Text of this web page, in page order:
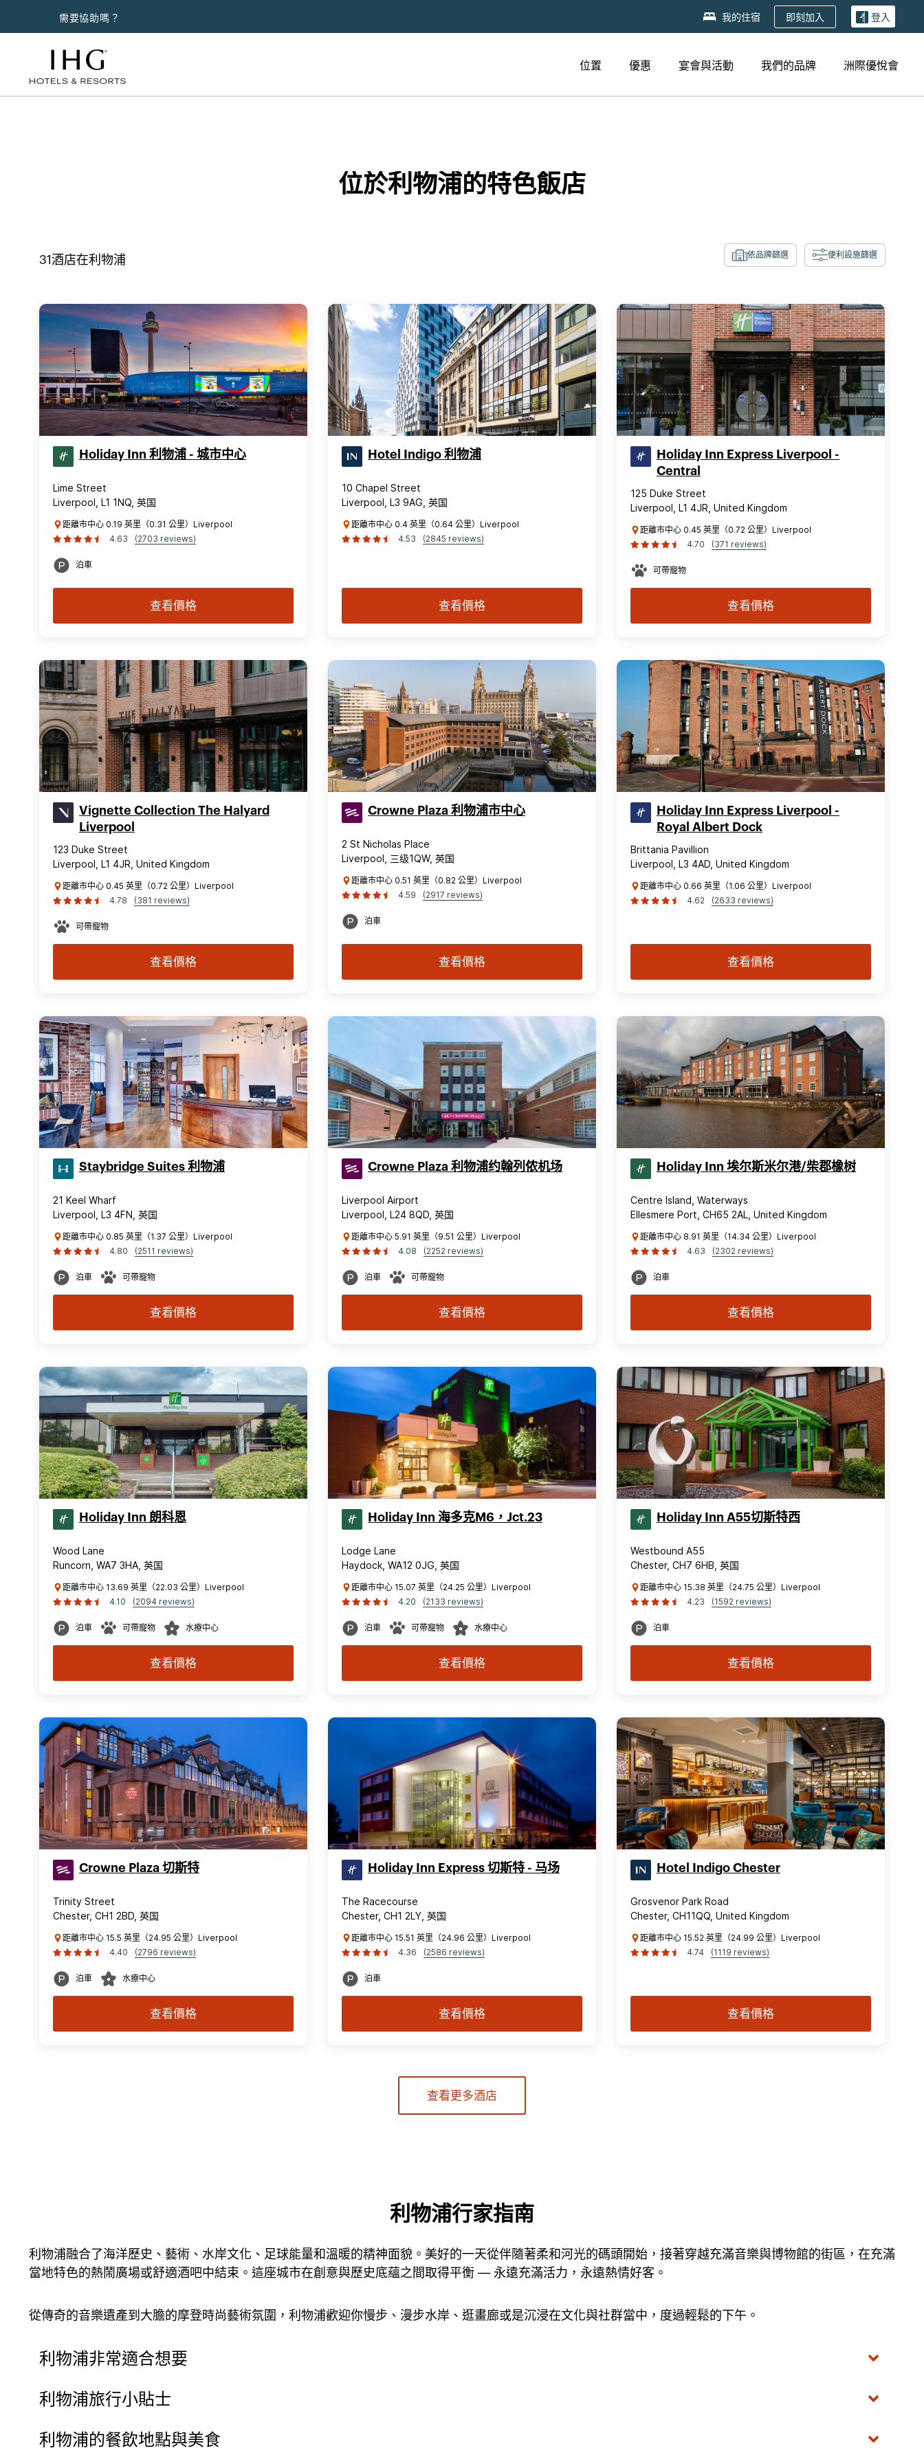
需要協助嗎？ 我的住宿 即刻加入 登入
位置 優惠 宴會與活動 我們的品牌 洲際優悅會
位於利物浦的特色飯店
31酒店在利物浦 依品牌篩選 便利設施篩選
Holiday Inn 利物浦 - 城市中心
Lime Street
Liverpool, L1 1NQ, 英国
距離市中心 0.19 英里（0.31 公里）Liverpool
4.63
(2703 reviews)
泊車
查看價格
Hotel Indigo 利物浦
10 Chapel Street
Liverpool, L3 9AG, 英国
距離市中心 0.4 英里（0.64 公里）Liverpool
4.53
(2845 reviews)
查看價格
Holiday Inn Express Liverpool -
Central
125 Duke Street
Liverpool, L1 4JR, United Kingdom
距離市中心 0.45 英里（0.72 公里）Liverpool
4.70
(371 reviews)
可帶寵物
查看價格
Vignette Collection The Halyard
Liverpool
123 Duke Street
Liverpool, L1 4JR, United Kingdom
距離市中心 0.45 英里（0.72 公里）Liverpool
4.78
(381 reviews)
可帶寵物
查看價格
Crowne Plaza 利物浦市中心
2 St Nicholas Place
Liverpool, 三级1QW, 英国
距離市中心 0.51 英里（0.82 公里）Liverpool
4.59
(2917 reviews)
泊車
查看價格
Holiday Inn Express Liverpool -
Royal Albert Dock
Brittania Pavillion
Liverpool, L3 4AD, United Kingdom
距離市中心 0.66 英里（1.06 公里）Liverpool
4.62
(2633 reviews)
查看價格
Staybridge Suites 利物浦
21 Keel Wharf
Liverpool, L3 4FN, 英国
距離市中心 0.85 英里（1.37 公里）Liverpool
4.80
(2511 reviews)
泊車 可帶寵物
查看價格
Crowne Plaza 利物浦约翰列侬机场
Liverpool Airport
Liverpool, L24 8QD, 英国
距離市中心 5.91 英里（9.51 公里）Liverpool
4.08
(2252 reviews)
泊車 可帶寵物
查看價格
Holiday Inn 埃尔斯米尔港/柴郡橡树
Centre Island, Waterways
Ellesmere Port, CH65 2AL, United Kingdom
距離市中心 8.91 英里（14.34 公里）Liverpool
4.63
(2302 reviews)
泊車
查看價格
Holiday Inn 朗科恩
Wood Lane
Runcorn, WA7 3HA, 英国
距離市中心 13.69 英里（22.03 公里）Liverpool
4.10
(2094 reviews)
泊車 可帶寵物 水療中心
查看價格
Holiday Inn 海多克M6，Jct.23
Lodge Lane
Haydock, WA12 0JG, 英国
距離市中心 15.07 英里（24.25 公里）Liverpool
4.20
(2133 reviews)
泊車 可帶寵物 水療中心
查看價格
Holiday Inn A55切斯特西
Westbound A55
Chester, CH7 6HB, 英国
距離市中心 15.38 英里（24.75 公里）Liverpool
4.23
(1592 reviews)
泊車
查看價格
Crowne Plaza 切斯特
Trinity Street
Chester, CH1 2BD, 英国
距離市中心 15.5 英里（24.95 公里）Liverpool
4.40
(2796 reviews)
泊車 水療中心
查看價格
Holiday Inn Express 切斯特 - 马场
The Racecourse
Chester, CH1 2LY, 英国
距離市中心 15.51 英里（24.96 公里）Liverpool
4.36
(2586 reviews)
泊車
查看價格
Hotel Indigo Chester
Grosvenor Park Road
Chester, CH11QQ, United Kingdom
距離市中心 15.52 英里（24.99 公里）Liverpool
4.74
(1119 reviews)
查看價格
查看更多酒店
利物浦行家指南
利物浦融合了海洋歷史、藝術、水岸文化、足球能量和溫暖的精神面貌。美好的一天從伴隨著柔和河光的碼頭開始，接著穿越充滿音樂與博物館的街區，在充滿
當地特色的熱鬧廣場或舒適酒吧中結束。這座城市在創意與歷史底蘊之間取得平衡 — 永遠充滿活力，永遠熱情好客。
從傳奇的音樂遺產到大膽的摩登時尚藝術氛圍，利物浦歡迎你慢步、漫步水岸、逛畫廊或是沉浸在文化與社群當中，度過輕鬆的下午。
利物浦非常適合想要
利物浦旅行小貼士
利物浦的餐飲地點與美食